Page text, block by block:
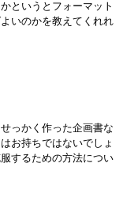
というとフォーマット
いのかを教えてくれれ
っかく作った企画書な
お持ちではないでしょ
するための方法につい